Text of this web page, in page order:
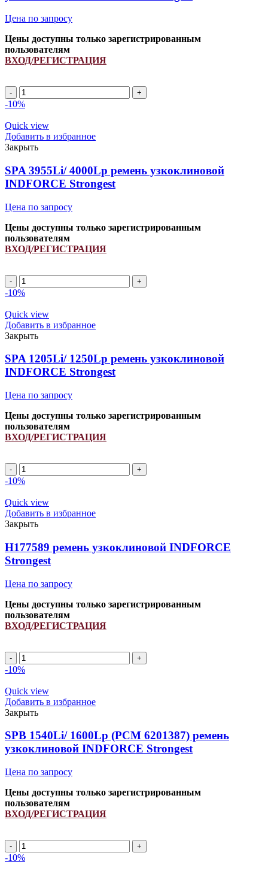
Цена по запросу
Цены доступны только зарегистрированным
пользователям
ВХОД/РЕГИСТРАЦИЯ
Количество
товара
1740Li/
1800Lp
(PCM
6201269)
ремень
узкоклиновой
INDFORCE
-10%
Quick view
Добавить в избранное
Закрыть
SPA 3955Li/ 4000Lp ремень узкоклиновой
INDFORCE Strongest
Цена по запросу
Цены доступны только зарегистрированным
пользователям
ВХОД/РЕГИСТРАЦИЯ
Количество
товара
3955Li/
4000Lp
ремень
узкоклиновой
INDFORCE
Strongest
-10%
Quick view
Добавить в избранное
Закрыть
SPA 1205Li/ 1250Lp ремень узкоклиновой
INDFORCE Strongest
Цена по запросу
Цены доступны только зарегистрированным
пользователям
ВХОД/РЕГИСТРАЦИЯ
Количество
товара
1205Li/
1250Lp
ремень
узкоклиновой
INDFORCE
Strongest
-10%
Quick view
Добавить в избранное
Закрыть
H177589 ремень узкоклиновой INDFORCE
Strongest
Цена по запросу
Цены доступны только зарегистрированным
пользователям
ВХОД/РЕГИСТРАЦИЯ
Количество
товара
ремень
узкоклиновой
INDFORCE
Strongest
-10%
Quick view
Добавить в избранное
Закрыть
SPB 1540Li/ 1600Lp (РСМ 6201387) ремень
узкоклиновой INDFORCE Strongest
Цена по запросу
Цены доступны только зарегистрированным
пользователям
ВХОД/РЕГИСТРАЦИЯ
Количество
товара
-10%